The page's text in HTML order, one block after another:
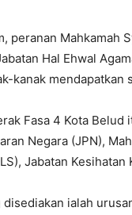
peranan Mahkamah
Hal Ehwal
kanak mendapatkan
Fasa 4 Kota
Negara (JPN),
Jabatan
ialah